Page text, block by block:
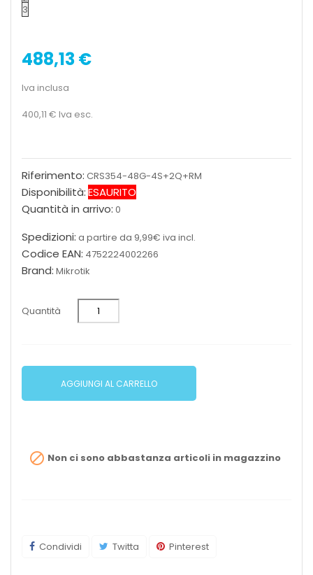
3
488,13 €
Iva inclusa
400,11 € Iva esc.
Riferimento: CRS354-48G-4S+2Q+RM
Disponibilità:ESAURITO
Quantità in arrivo: 0
Spedizioni: a partire da 9,99€ iva incl.
Codice EAN: 4752224002266
Brand: Mikrotik
Quantità
AGGIUNGI AL CARRELLO
 Non ci sono abbastanza articoli in magazzino
Condividi Twitta Pinterest